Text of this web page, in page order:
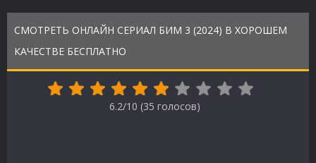
СМОТРЕТЬ ОНЛАЙН СЕРИАЛ БИМ 3 (2024) В ХОРОШЕМ
КАЧЕСТВЕ БЕСПЛАТНО
6.2/10 (35 голосов)